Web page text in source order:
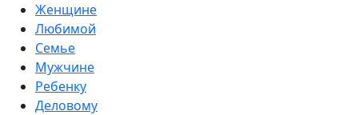
Женщине
Любимой
Семье
Мужчине
Ребенку
Деловому